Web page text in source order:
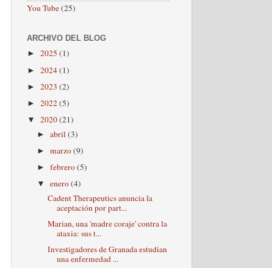
You Tube(25)
ARCHIVO DEL BLOG
► 2025 (1)
► 2024(1)
► 2023 (2)
► 2022(5)
▼ 2020(21)
►abril(3)
►marzo(9)
►febrero(5)
▼enero(4)
Cadent Therapeutics anuncia la
aceptación por part...
Marian, una 'madre coraje' contra la
ataxia: sus t...
Investigadores de Granada estudian
una enfermedad ...